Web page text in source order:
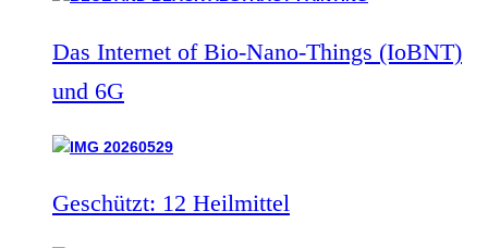
Das Internet of Bio-Nano-Things (IoBNT)
und 6G
Geschützt: 12 Heilmittel